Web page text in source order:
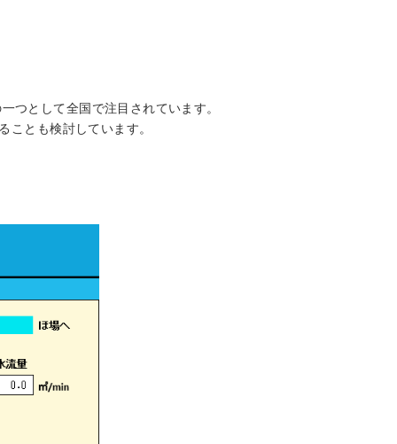
つとして全国で注目されています。
ことも検討しています。